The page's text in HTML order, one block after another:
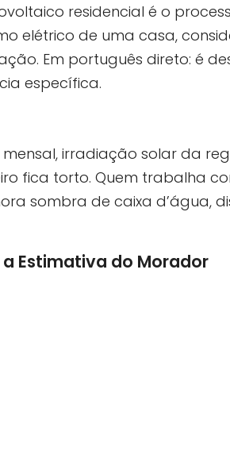
residencial é o
elétrico de uma casa,
Em português direto: é
específica.
irradiação solar da
fica torto. Quem trabalha
sombra de caixa d’água,
a Estimativa do Morador